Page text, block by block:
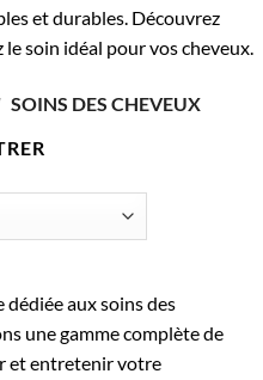
et durables. Découvrez
soin idéal pour vos cheveux.
SOINS DES CHEVEUX
aux soins des
une gamme complète de
et entretenir votre